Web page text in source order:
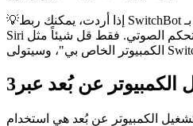
💡إذا أردت، يمكنك ربط SwitchBot بـ Alexa أو Google Assistant أو
Siri للتحكم الصوتي. فقط قل شيئاً مثل: "Alexa، قم بتشغيل جهاز
3
الكمبيوتر عن بُعد هي استخدام